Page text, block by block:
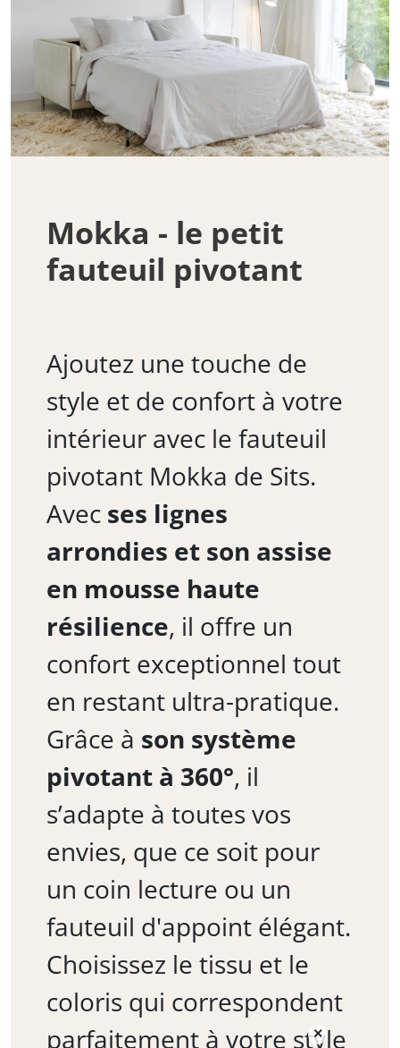
Mokka - le petit
fauteuil pivotant
Ajoutez une touche de
style et de confort à votre
intérieur avec le fauteuil
pivotant Mokka de Sits.
Avec ses lignes
arrondies et son assise
en mousse haute
résilience, il offre un
confort exceptionnel tout
en restant ultra-pratique.
Grâce à son système
pivotant à 360°, il
s’adapte à toutes vos
envies, que ce soit pour
un coin lecture ou un
fauteuil d'appoint élégant.
Choisissez le tissu et le
coloris qui correspondent
parfaitement à votre style
×